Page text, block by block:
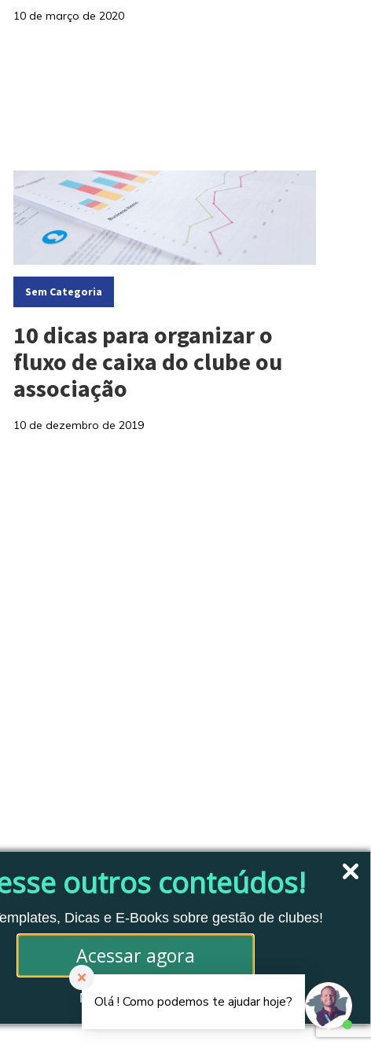
outros conteúdos!
Dicas e E-Books sobre gestão de clubes!
Acessar agora
Não tenho interesse
10 de março de 2020
Categorias:
Sem Categoria
10 dicas para organizar o
fluxo de caixa do clube ou
associação
10 de dezembro de 2019